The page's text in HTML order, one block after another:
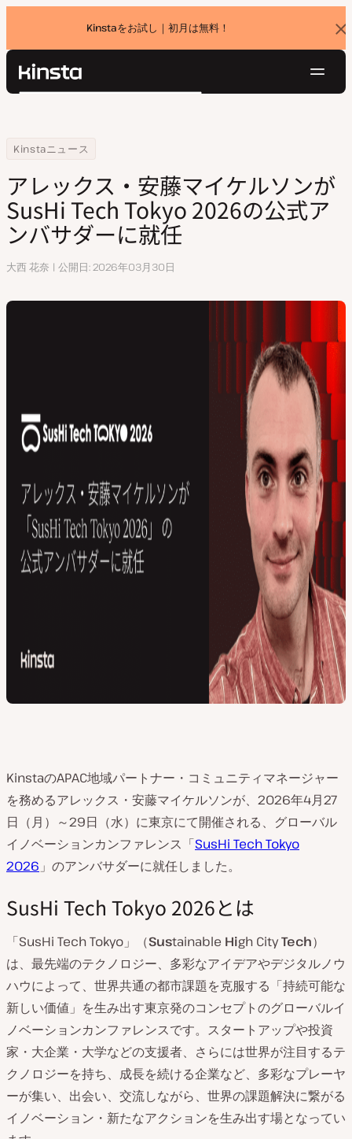
Kinstaをお試し｜初月は無料！
バ
ナ
Kinsta®
ョ
ン
価格設定
お問い合わせ
検
Home
リソースセンター
Kinstaニュース
アレックス・安藤マイケルソンがSusHi Tech Tokyo 2026の公式アン
アレックス・安藤マイケルソンが
SusHi Tech Tokyo 2026の公式ア
ンバサダーに就任
執
大西 花奈 公開日 2026年03月30日
KinstaのAPAC地域パートナー・コミュニティマネージャー
を務めるアレックス・安藤マイケルソンが、2026年4月27
日（月）～29日（水）に東京にて開催される、グローバル
イノベーションカンファレンス「SusHi Tech Tokyo
2026 」のアンバサダーに就任しました。
SusHi Tech Tokyo 2026とは
「SusHi Tech Tokyo」（Sustainable High CityTech）
は、 最先端のテクノロジー、多彩なアイデアやデジタルノウ
ハウによって、世界共通の都市課題を克服する「持続可能な
新しい価値」を生み出す東京発のコンセプトのグローバルイ
ノベーションカンファレンスです。スタートアップや投資
家・大企業・大学などの支援者、さらには世界が注目するテ
クノロジーを持ち、成長を続ける企業など、多彩なプレーヤ
ーが集い、出会い、交流しながら、世界の課題解決に繋がる
イノベーション・新たなアクションを生み出す場となってい